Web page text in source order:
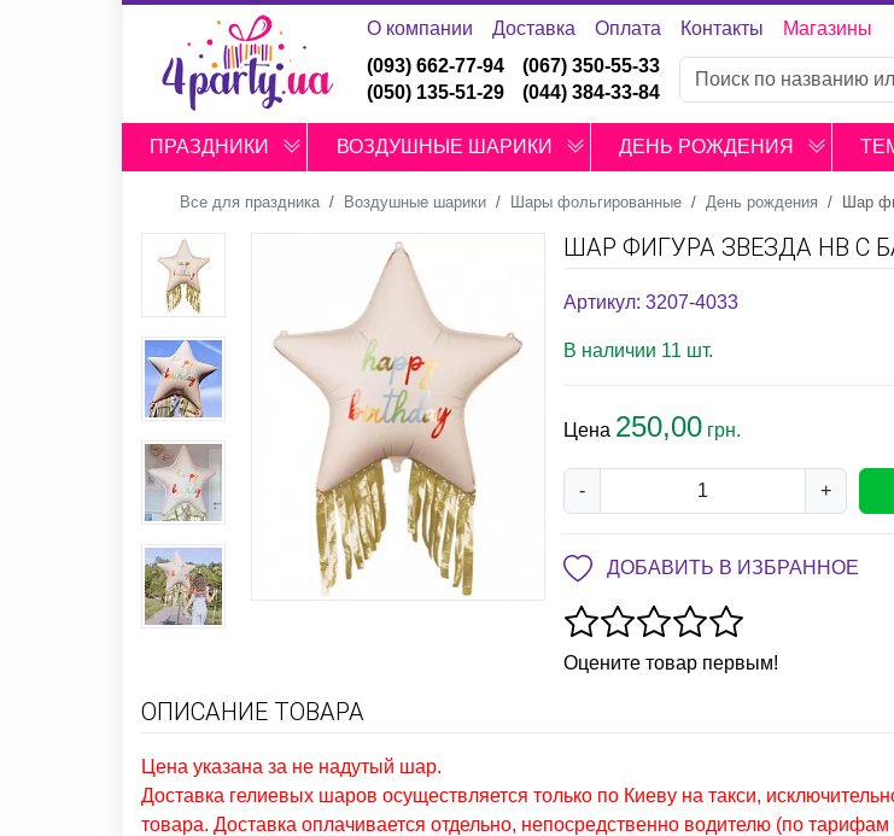
О компании Доставка Оплата Контакты Магазины
(093) 662-77-94
(050) 135-51-29
(067) 350-55-33
(044) 384-33-84
ПРАЗДНИКИ ВОЗДУШНЫЕ ШАРИКИ ДЕНЬ РОЖДЕНИЯ
Все для праздника Воздушные шарики Шары фольгированные День рождения Шар
ШАР ФИГУРА ЗВЕЗДА HB С
Артикул: 3207-4033
В наличии 11 шт.
Цена 250,00 грн.
- +
ДОБАВИТЬ В ИЗБРАННОЕ
Оцените товар первым!
ОПИСАНИЕ ТОВАРА
Цена указана за не надутый шар.
Доставка гелиевых шаров осуществляется только по Киеву на такси,
товара. Доставка оплачивается отдельно, непосредственно водителю (по тарифам